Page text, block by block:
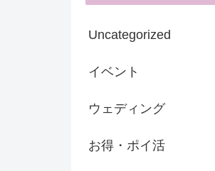
Uncategorized
イベント
ウェディング
お得・ポイ活